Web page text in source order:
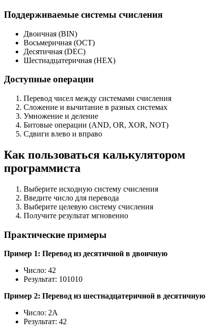
Поддерживаемые системы счисления
Двоичная (BIN)
Восьмеричная (OCT)
Десятичная (DEC)
Шестнадцатеричная (HEX)
Доступные операции
Перевод чисел между системами счисления
Сложение и вычитание в разных системах
Умножение и деление
Битовые операции (AND, OR, XOR, NOT)
Сдвиги влево и вправо
Как пользоваться калькулятором
программиста
Выберите исходную систему счисления
Введите число для перевода
Выберите целевую систему счисления
Получите результат мгновенно
Практические примеры
Пример 1: Перевод из десятичной в двоичную
Число: 42
Результат: 101010
Пример 2: Перевод из шестнадцатеричной в десятичную
Число: 2A
Результат: 42